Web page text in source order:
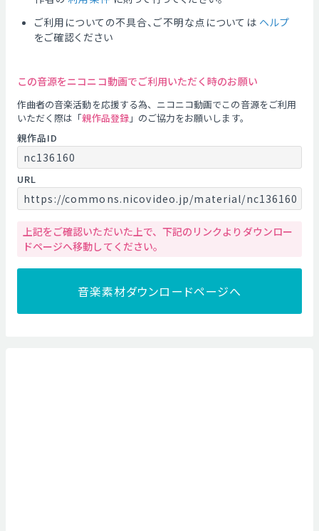
ご利用についての不具合、ご不明な点については ヘルプ
をご確認ください
この音源をニコニコ動画でご利用いただく時のお願い
作曲者の音楽活動を応援する為、ニコニコ動画でこの音源をご利用
いただく際は「親作品登録」のご協力をお願いします。
親作品ID
nc136160
URL
https://commons.nicovideo.jp/material/nc136160
上記をご確認いただいた上で、下記のリンクよりダウンロー
ドページへ移動してください。
音楽素材ダウンロードページへ